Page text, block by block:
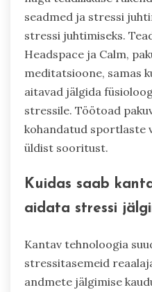
seadmed ja stressi
stressi juhtimiseks.
Headspace ja Calm,
meditatsioone, samas
aitavad jälgida
stressile. Töötoad
kohandatud sportlaste
üldist sooritust.
Kuidas saab
aidata stressi
Kantav tehnoloogia
stressitasemeid
andmete jälgimise